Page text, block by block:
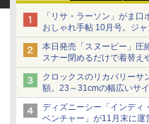
「リサ・ラーソン」がま
おしゃれ手帖 10月号。ジ
ザイン
本日発売「スヌーピー」圧
スナー閉めるだけで着替え
とまる
クロックスのリカバリーサ
額。23～31cmの幅広いサ
ッション素材を採用
ディズニーシー「インディ
ベンチャー」が11月末に運